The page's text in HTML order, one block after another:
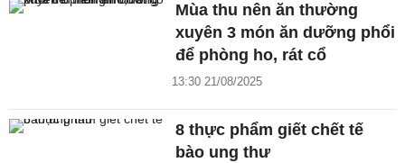
Mùa thu nên ăn thường
xuyên 3 món ăn dưỡng phổi
để phòng ho, rát cổ
13:30 21/08/2025
8 thực phẩm giết chết tế
bào ung thư